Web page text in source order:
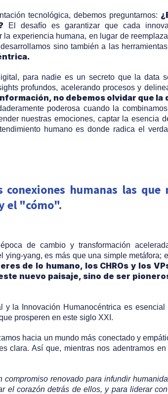
tecnológica, debemos preguntarnos:
El desafío es garantizar que cada
experiencia humana, en lugar de
sino también a las
para nadie es un secreto que la data
profundos, acelerando procesos y
no debemos olvidar que la
poderosa cuando la
nuestras emociones, captar la esencia
humano es donde radica el
humanas las que
el "cómo".
de cambio y transformación
yang, es más que una simple metáfora;
de lo humano, los CHROs y los
nuevo paisaje, sino de ser
y la Innovación Humanocéntrica es esencial
prosperen en este siglo XXI.
hacia un mundo más conectado y
clara. Así que, mientras nos adentramos en
renovado para infundir
el corazón detrás de ellos, y para liderar